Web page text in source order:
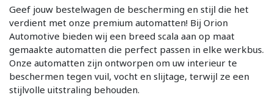
Geef jouw bestelwagen de bescherming en stijl die het
verdient met onze premium automatten! Bij Orion
Automotive bieden wij een breed scala aan op maat
gemaakte automatten die perfect passen in elke werkbus.
Onze automatten zijn ontworpen om uw interieur te
beschermen tegen vuil, vocht en slijtage, terwijl ze een
stijlvolle uitstraling behouden.